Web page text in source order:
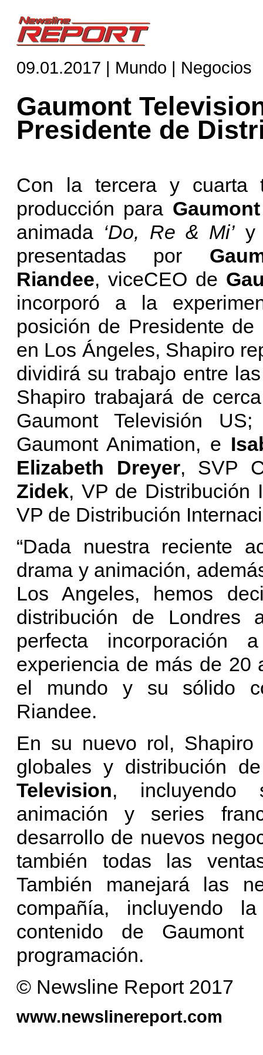
09.01.2017 | Mundo | Negocios
Gaumont
Presidente de
Con la tercera y cuarta
producción para
animada ‘Do, Re & Mi’
presentadas por
Riandee, viceCEO de
incorporó a la
posición de Presidente
en Los Ángeles, Shapiro
dividirá su trabajo entre
Shapiro trabajará de
Gaumont Televisión
Gaumont Animation, e
Elizabeth Dreyer, SVP
Zidek, VP de Distribución
VP de Distribución
“Dada nuestra reciente
drama y animación,
Los Angeles, hemos
distribución de Londres
perfecta
experiencia de más de 20
el mundo y su sólido
Riandee.
En su nuevo rol,
globales y distribución
Television, incluyendo
animación y series
desarrollo de nuevos
también todas las
También manejará las
compañía, incluyendo
contenido de
programación.
© Newsline Report 2017
www.newslinereport.com